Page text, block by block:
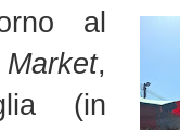
al
,
(in